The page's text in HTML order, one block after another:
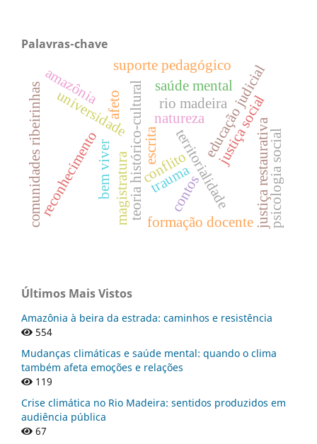
Palavras-chave
bem viver conflitoterritorialidade
educação judicial
teoria histórico-cultural
suporte pedagógico
magistratura formação docente
trauma
universidade
justiça restaurativa
reconhecimento
comunidades ribeirinhas escrita
contos
natureza
psicologia social
rio madeira
afeto
saúde mental
amazônia
justiça social
Últimos Mais Vistos
Amazônia à beira da estrada: caminhos e resistência
554
Mudanças climáticas e saúde mental: quando o clima
também afeta emoções e relações
119
Crise climática no Rio Madeira: sentidos produzidos em
audiência pública
67